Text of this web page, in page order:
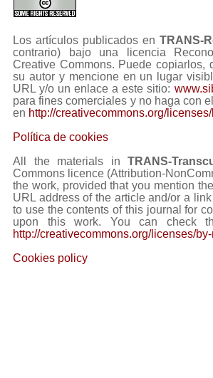
Los artículos publicados enTRANS-
contrario) bajo una licencia
Creative Commons. Puede copiarlos,
su autor y mencione en un lugar
URL y/o un enlace a este sitio:
para fines comerciales y no haga con
en http://creativecommons.org/
Política de cookies
All the materials inTRANS-
Commons licence (Attribution-
the work, provided that you mention
URL address of the article and/or a
to use the contents of this journal for
upon this work. You can check
http://creativecommons.org/licenses/
Cookies policy